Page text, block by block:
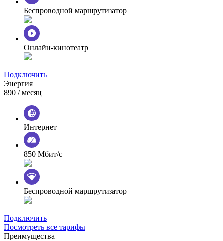
Беспроводной маршрутизатор
Онлайн-кинотеатр
Подключить
Энергия
890 / месяц
Интернет
850 Мбит/с
Беспроводной маршрутизатор
Подключить
Посмотреть все тарифы
Преимущества